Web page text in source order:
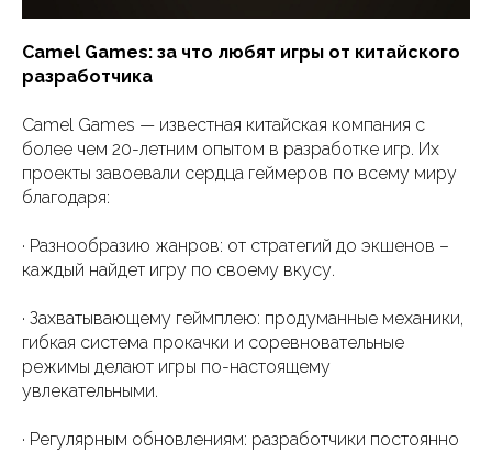
Camel Games: за что любят игры от китайского
разработчика
Camel Games — известная китайская компания с
более чем 20-летним опытом в разработке игр. Их
проекты завоевали сердца геймеров по всему миру
благодаря:
· Разнообразию жанров: от стратегий до экшенов –
каждый найдет игру по своему вкусу.
· Захватывающему геймплею: продуманные механики,
гибкая система прокачки и соревновательные
режимы делают игры по-настоящему
увлекательными.
· Регулярным обновлениям: разработчики постоянно